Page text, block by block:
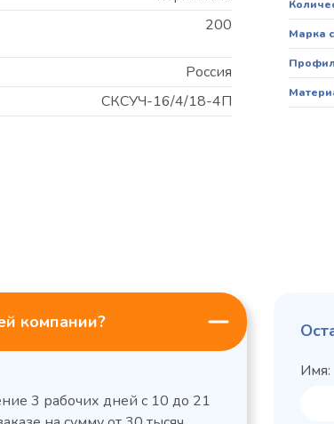
200
Россия
СКСУЧ-16/4/18-4П
Марка
компании?
3 рабочих дней с 10 до 21
Имя: